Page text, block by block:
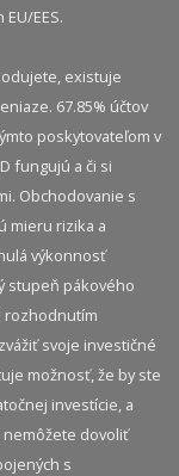
EES.
existuje
67.85% účtov
poskytovateľom v
fungujú a či si
Obchodovanie s
mieru rizika a
výkonnosť
stupeň pákového
rozhodnutím
svoje investičné
možnosť, že by ste
investície, a
dovoliť
s